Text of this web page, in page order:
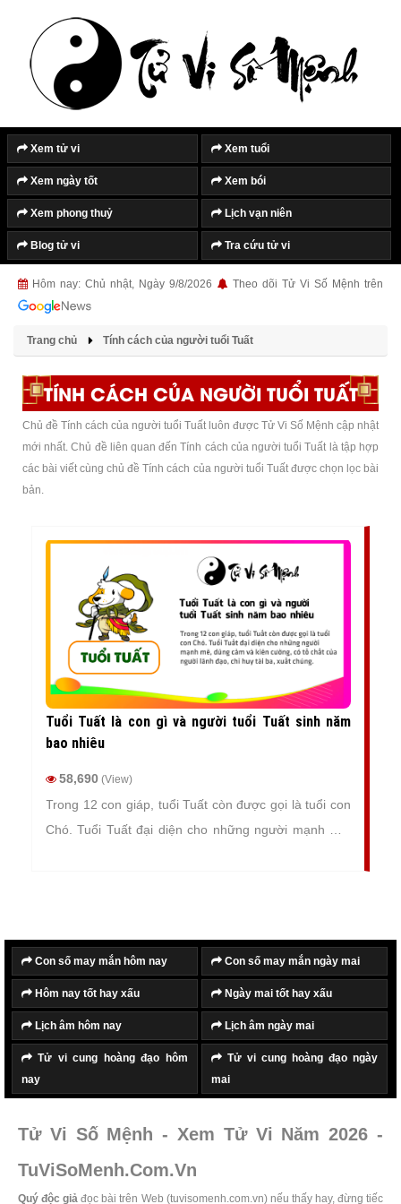
Xem tử vi Xem tuổi
Xem ngày tốt Xem bói
Xem phong thuỷ Lịch vạn niên
Blog tử vi Tra cứu tử vi
Hôm nay: Chủ nhật, Ngày 9/8/2026 Theo dõi Tử Vi Số Mệnh trên
Trang chủ Tính cách của người tuổi Tuất
TÍNH CÁCH CỦA NGƯỜI TUỔI TUẤT
Chủ đề Tính cách của người tuổi Tuất luôn được Tử Vi Số Mệnh cập nhật
mới nhất. Chủ đề liên quan đến Tính cách của người tuổi Tuất là tập hợp
các bài viết cùng chủ đề Tính cách của người tuổi Tuất được chọn lọc bài
bản.
Tuổi Tuất là con gì và người tuổi Tuất sinh năm
bao nhiêu
58,690 (View)
Trong 12 con giáp, tuổi Tuất còn được gọi là tuổi con
Chó. Tuổi Tuất đại diện cho những người mạnh mẽ,
Con số may mắn hôm nay Con số may mắn ngày mai
Hôm nay tốt hay xấu Ngày mai tốt hay xấu
Lịch âm hôm nay Lịch âm ngày mai
Tử vi cung hoàng đạo hôm
nay
Tử vi cung hoàng đạo ngày
mai
Tử Vi Số Mệnh - Xem Tử Vi Năm 2026 -
TuViSoMenh.Com.Vn
Quý độc giả đọc bài trên Web (tuvisomenh.com.vn) nếu thấy hay, đừng tiếc